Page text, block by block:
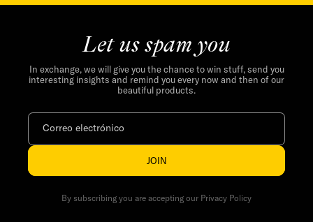
Let us spam you
In exchange, we will give you the chance to win stuff, send you
interesting insights and remind you every now and then of our
beautiful products.
Correo electrónico
JOIN
By subscribing you are accepting our Privacy Policy